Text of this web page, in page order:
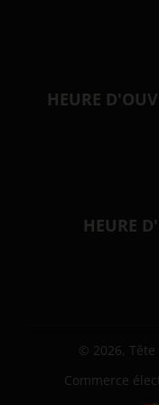
HEURE
HEURE
© 2026,
Commerce